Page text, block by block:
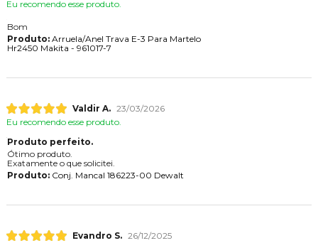
Eu recomendo esse produto.
Bom
Produto:Arruela/Anel Trava E-3 Para Martelo
Hr2450 Makita - 961017-7
Valdir A. 23/03/2026
Eu recomendo esse produto.
Produto perfeito.
Ótimo produto.
Exatamente o que solicitei.
Produto:Conj. Mancal 186223-00 Dewalt
Evandro S. 26/12/2025